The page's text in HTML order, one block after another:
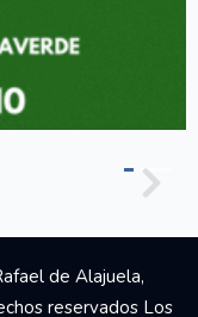
de Alajuela,
reservados Los